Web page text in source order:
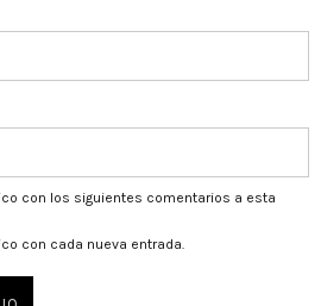
con los siguientes comentarios a esta
con cada nueva entrada.